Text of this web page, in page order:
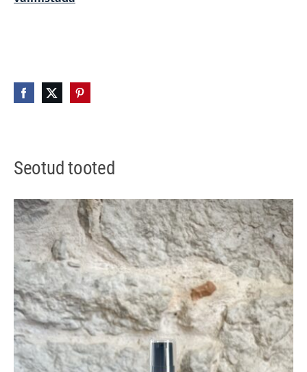
Seotud tooted